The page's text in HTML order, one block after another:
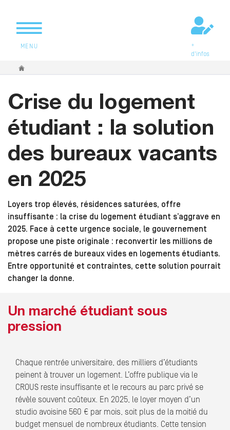
MENU
+
d'infos
Vous êtes ici
Crise du logement
étudiant : la solution
des bureaux vacants
en 2025
Loyers trop élevés, résidences saturées, offre
insuffisante : la crise du logement étudiant s’aggrave en
2025. Face à cette urgence sociale, le gouvernement
propose une piste originale : reconvertir les millions de
mètres carrés de bureaux vides en logements étudiants.
Entre opportunité et contraintes, cette solution pourrait
changer la donne.
Un marché étudiant sous
pression
Chaque rentrée universitaire, des milliers d’étudiants
peinent à trouver un logement. L’offre publique via le
CROUS reste insuffisante et le recours au parc privé se
révèle souvent coûteux. En 2025, le loyer moyen d’un
studio avoisine 560 € par mois, soit plus de la moitié du
budget mensuel de nombreux étudiants. Cette tension